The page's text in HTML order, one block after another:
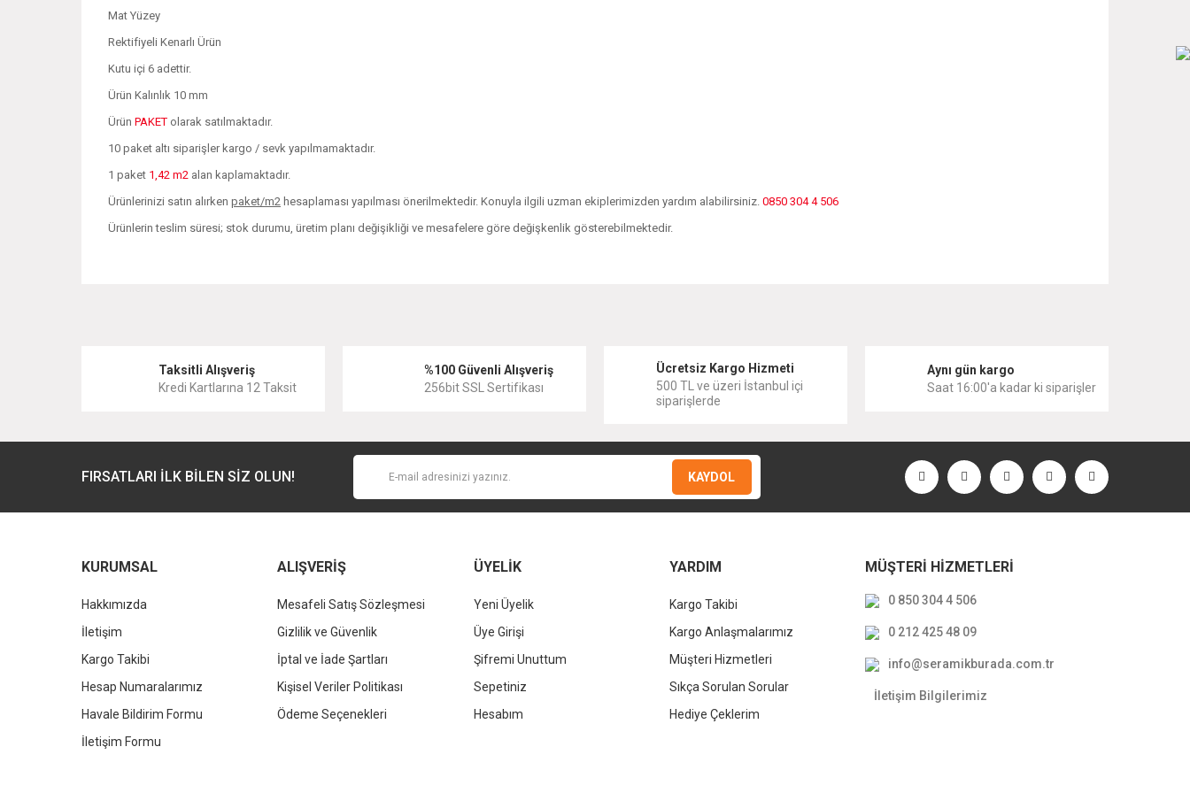
Mat Yüzey
Rektifiyeli Kenarlı Ürün
Kutu içi 6 adettir.
Ürün Kalınlık 10 mm
Ürün PAKET olarak satılmaktadır.
10 paket altı siparişler kargo / sevk yapılmamaktadır.
1 paket 1,42 m2 alan kaplamaktadır.
Ürünlerinizi satın alırken paket/m2 hesaplaması yapılması önerilmektedir. Konuyla ilgili uzman ekiplerimizden yardım alabilirsiniz. 0850 304 4 506
Ürünlerin teslim süresi; stok durumu, üretim planı değişikliği ve mesafelere göre değişkenlik gösterebilmektedir.
Ürün resmi kalitesiz, bozuk veya görüntülenemiyor.
Ürün fiyatı diğer sitelerden daha pahalı.
Taksitli Alışveriş
Kredi Kartlarına 12 Taksit
%100 Güvenli Alışveriş
256bit SSL Sertifikası
Ücretsiz Kargo Hizmeti
500 TL ve üzeri İstanbul içi
siparişlerde
Aynı gün kargo
Saat 16:00'a kadar ki siparişler
FIRSATLARI İLK BİLEN SİZ OLUN! KAYDOL
KURUMSAL
Hakkımızda
İletişim
Kargo Takibi
Hesap Numaralarımız
Havale Bildirim Formu
İletişim Formu
ALIŞVERİŞ
Mesafeli Satış Sözleşmesi
Gizlilik ve Güvenlik
İptal ve İade Şartları
Kişisel Veriler Politikası
Ödeme Seçenekleri
ÜYELİK
Yeni Üyelik
Üye Girişi
Şifremi Unuttum
Sepetiniz
Hesabım
YARDIM
Kargo Takibi
Kargo Anlaşmalarımız
Müşteri Hizmetleri
Sıkça Sorulan Sorular
Hediye Çeklerim
MÜŞTERİ HİZMETLERİ
0 850 304 4 506
0 212 425 48 09
info@seramikburada.com.tr
İletişim Bilgilerimiz